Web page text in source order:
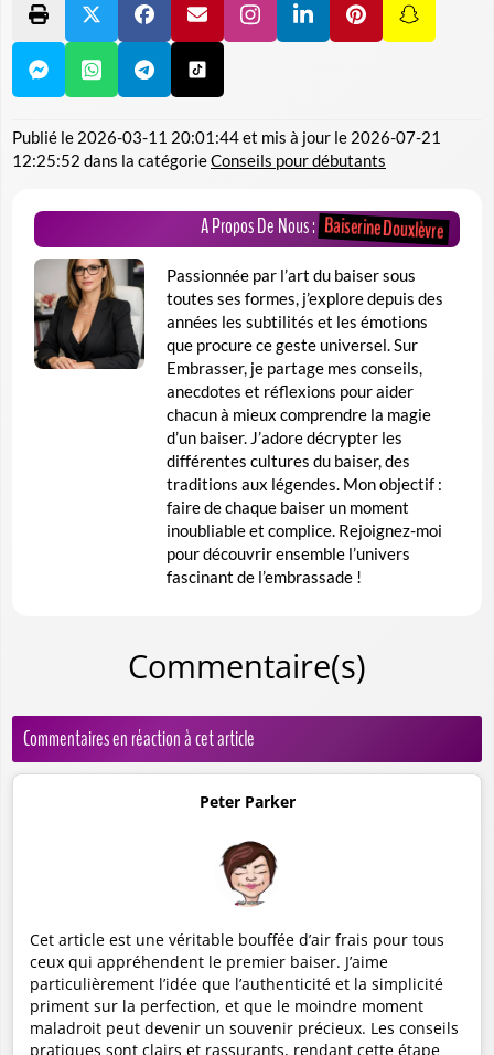
Publié le 2026-03-11 20:01:44et mis à jour le 2026-07-21
12:25:52 dans la catégorieConseils pour débutants
A Propos De Nous :Baiserine Douxlèvre
Passionnée par l’art du baiser sous
toutes ses formes, j’explore depuis des
années les subtilités et les émotions
que procure ce geste universel. Sur
Embrasser, je partage mes conseils,
anecdotes et réflexions pour aider
chacun à mieux comprendre la magie
d’un baiser. J’adore décrypter les
différentes cultures du baiser, des
traditions aux légendes. Mon objectif :
faire de chaque baiser un moment
inoubliable et complice. Rejoignez-moi
pour découvrir ensemble l’univers
fascinant de l’embrassade !
Commentaire(s)
Commentaires en réaction à cet article
Peter Parker
Cet article est une véritable bouffée d’air frais pour tous
ceux qui appréhendent le premier baiser. J’aime
particulièrement l’idée que l’authenticité et la simplicité
priment sur la perfection, et que le moindre moment
maladroit peut devenir un souvenir précieux. Les conseils
pratiques sont clairs et rassurants, rendant cette étape